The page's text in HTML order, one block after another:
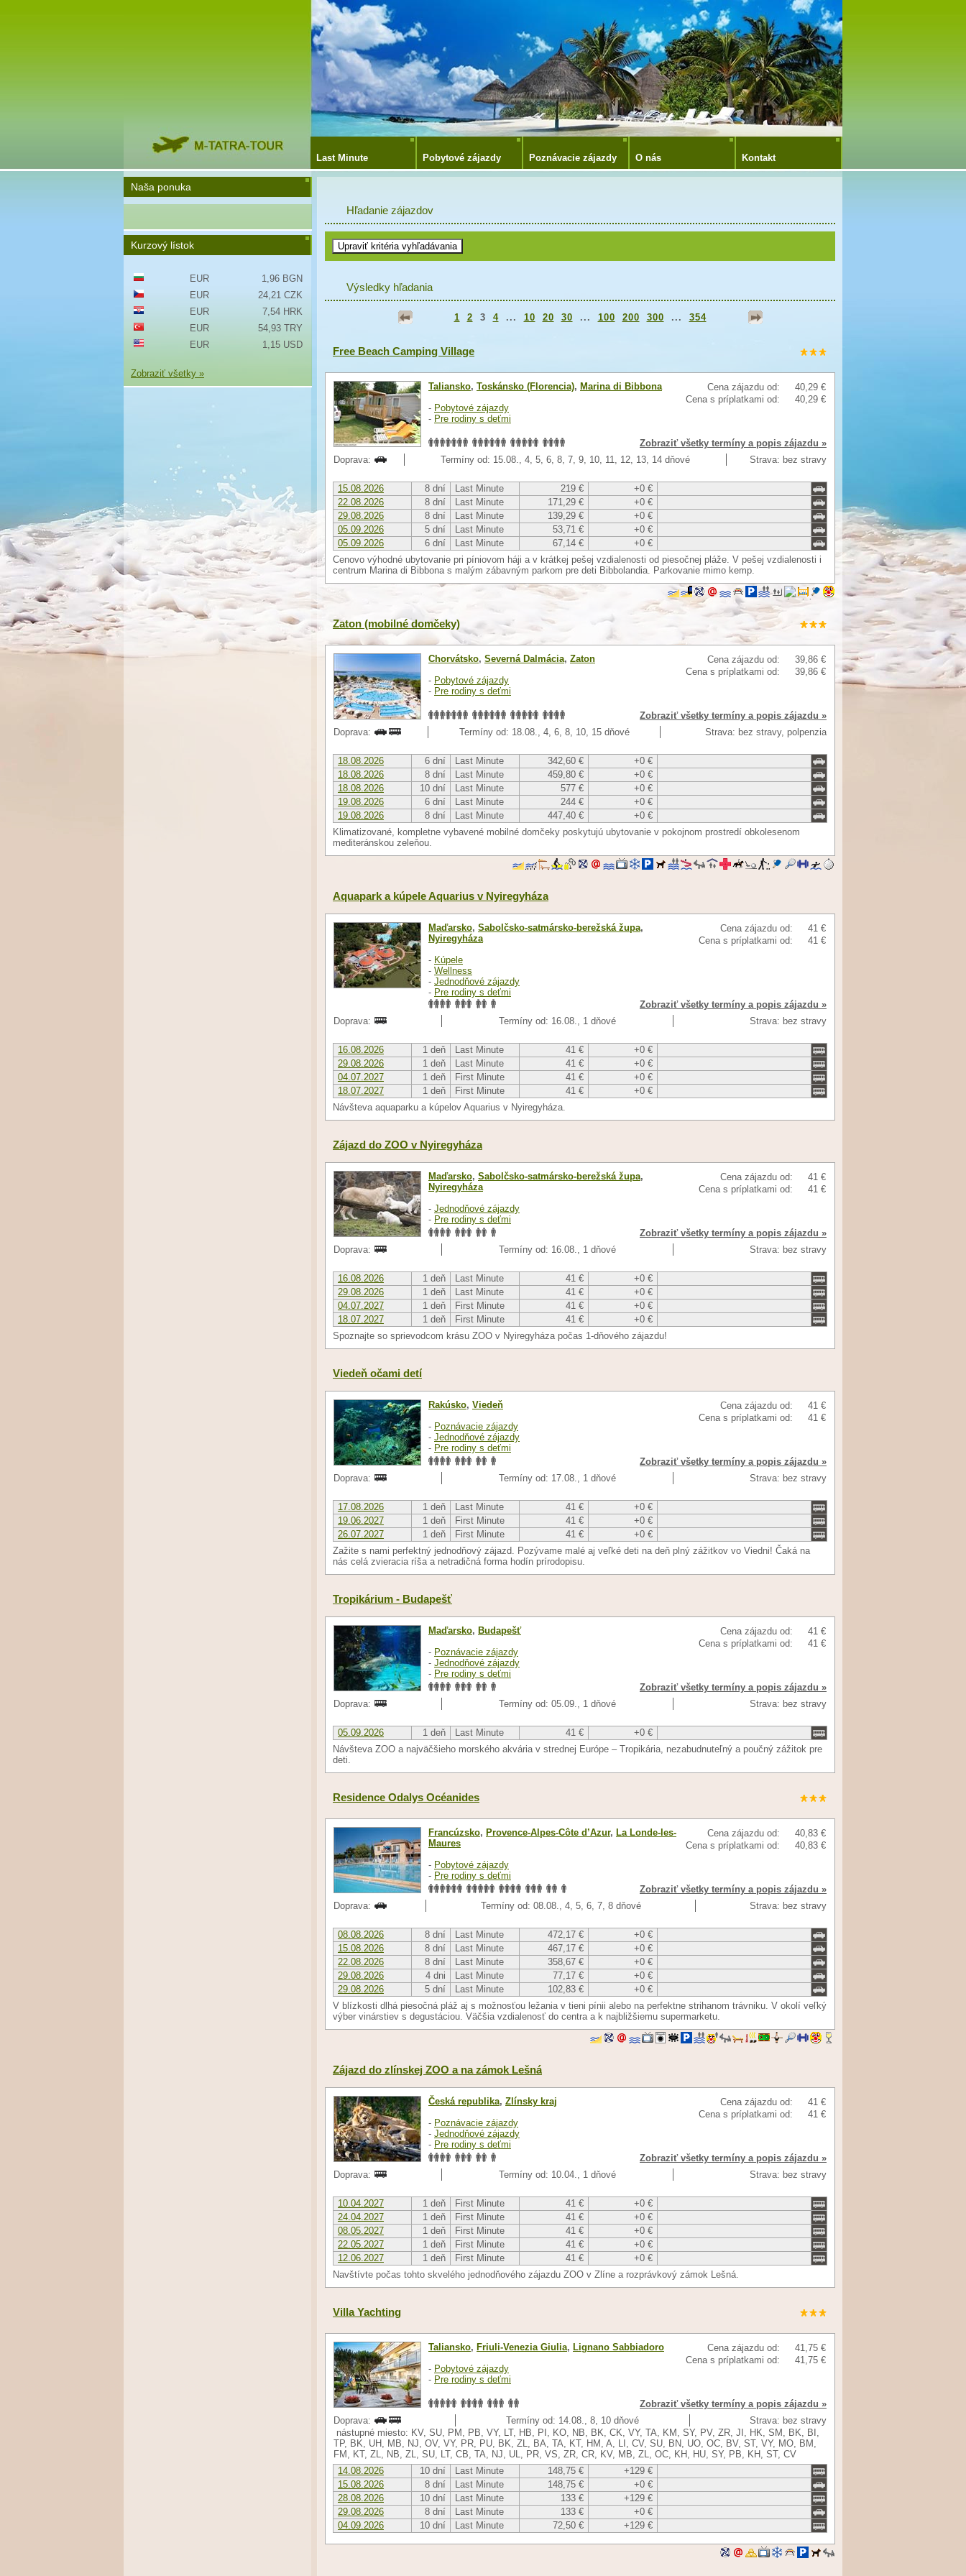
Last Minute Pobytové zájazdy Poznávacie zájazdy O nás Kontakt
Hľadanie zájazdov
Výsledky hľadania
1 2 3 4... 10 20 30 ... 100 200 300 ... 354
Free Beach Camping Village
Cena zájazdu od:
40,29 €
Cena s príplatkami od:
40,29 €
Taliansko, Toskánsko (Florencia), Marina di Bibbona
- Pobytové zájazdy
- Pre rodiny s deťmi
Zobraziť všetky termíny a popis zájazdu »
Doprava:
Termíny od: 15.08., 4, 5, 6, 8, 7, 9, 10, 11, 12, 13, 14 dňové Strava: bez stravy
15.08.2026 8 dní Last Minute 219 €
+0 €
22.08.2026
8 dní Last Minute 171,29 €
+0 €
29.08.2026
8 dní Last Minute 139,29 €
+0 €
05.09.2026
5 dní Last Minute 53,71 €
+0 €
05.09.2026
6 dní Last Minute 67,14 €
+0 €
Cenovo výhodné ubytovanie pri píniovom háji a v krátkej pešej vzdialenosti od piesočnej pláže. V pešej vzdialenosti i
centrum Marina di Bibbona s malým zábavným parkom pre deti Bibbolandia. Parkovanie mimo kemp.
Zaton (mobilné domčeky)
Cena zájazdu od:
39,86 €
Cena s príplatkami od:
39,86 €
Chorvátsko, Severná Dalmácia, Zaton
- Pobytové zájazdy
- Pre rodiny s deťmi
Zobraziť všetky termíny a popis zájazdu »
Doprava:
Termíny od: 18.08., 4, 6, 8, 10, 15 dňové Strava: bez stravy, polpenzia
18.08.2026 6 dní Last Minute 342,60 €
+0 €
18.08.2026
8 dní Last Minute 459,80 €
+0 €
18.08.2026
10 dní Last Minute 577 €
+0 €
19.08.2026
6 dní Last Minute 244 €
+0 €
19.08.2026
8 dní Last Minute 447,40 €
+0 €
Klimatizované, kompletne vybavené mobilné domčeky poskytujú ubytovanie v pokojnom prostredí obkolesenom
mediteránskou zeleňou.
Aquapark a kúpele Aquarius v Nyiregyháza
Cena zájazdu od:
41 €
Cena s príplatkami od:
41 €
Maďarsko, Sabolčsko-satmársko-berežská župa,
Nyiregyháza
- Kúpele
- Wellness
- Jednodňové zájazdy
- Pre rodiny s deťmi
Zobraziť všetky termíny a popis zájazdu »
Doprava:
Termíny od: 16.08., 1 dňové Strava: bez stravy
16.08.2026 1 deň Last Minute 41 €
+0 €
29.08.2026
1 deň Last Minute 41 €
+0 €
04.07.2027
1 deň First Minute 41 €
+0 €
18.07.2027
1 deň First Minute 41 €
+0 €
Návšteva aquaparku a kúpelov Aquarius v Nyiregyháza.
Zájazd do ZOO v Nyiregyháza
Cena zájazdu od:
41 €
Cena s príplatkami od:
41 €
Maďarsko, Sabolčsko-satmársko-berežská župa,
Nyiregyháza
- Jednodňové zájazdy
- Pre rodiny s deťmi
Zobraziť všetky termíny a popis zájazdu »
Doprava:
Termíny od: 16.08., 1 dňové Strava: bez stravy
16.08.2026 1 deň Last Minute 41 €
+0 €
29.08.2026
1 deň Last Minute 41 €
+0 €
04.07.2027
1 deň First Minute 41 €
+0 €
18.07.2027
1 deň First Minute 41 €
+0 €
Spoznajte so sprievodcom krásu ZOO v Nyiregyháza počas 1-dňového zájazdu!
Viedeň očami detí
Cena zájazdu od:
41 €
Cena s príplatkami od:
41 €
Rakúsko, Viedeň
- Poznávacie zájazdy
- Jednodňové zájazdy
- Pre rodiny s deťmi
Zobraziť všetky termíny a popis zájazdu »
Doprava:
Termíny od: 17.08., 1 dňové Strava: bez stravy
17.08.2026 1 deň Last Minute 41 €
+0 €
19.06.2027
1 deň First Minute 41 €
+0 €
26.07.2027
1 deň First Minute 41 €
+0 €
Zažite s nami perfektný jednodňový zájazd. Pozývame malé aj veľké deti na deň plný zážitkov vo Viedni! Čaká na
nás celá zvieracia ríša a netradičná forma hodín prírodopisu.
Tropikárium - Budapešť
Cena zájazdu od:
41 €
Cena s príplatkami od:
41 €
Maďarsko, Budapešť
- Poznávacie zájazdy
- Jednodňové zájazdy
- Pre rodiny s deťmi
Zobraziť všetky termíny a popis zájazdu »
Doprava:
Termíny od: 05.09., 1 dňové Strava: bez stravy
05.09.2026 1 deň Last Minute 41 €
+0 €
Návšteva ZOO a najväčšieho morského akvária v strednej Európe – Tropikária, nezabudnuteľný a poučný zážitok pre
deti.
Residence Odalys Océanides
Cena zájazdu od:
40,83 €
Cena s príplatkami od:
40,83 €
Francúzsko, Provence-Alpes-Côte d’Azur, La Londe-les-
Maures
- Pobytové zájazdy
- Pre rodiny s deťmi
Zobraziť všetky termíny a popis zájazdu »
Doprava:
Termíny od: 08.08., 4, 5, 6, 7, 8 dňové Strava: bez stravy
08.08.2026 8 dní Last Minute 472,17 €
+0 €
15.08.2026
8 dní Last Minute 467,17 €
+0 €
22.08.2026
8 dní Last Minute 358,67 €
+0 €
29.08.2026
4 dni Last Minute 77,17 €
+0 €
29.08.2026
5 dní Last Minute 102,83 €
+0 €
V blízkosti dlhá piesočná pláž aj s možnosťou ležania v tieni pínii alebo na perfektne strihanom trávniku. V okolí veľký
výber vinárstiev s degustáciou. Väčšia vzdialenosť do centra a k najbližšiemu supermarketu.
Zájazd do zlínskej ZOO a na zámok Lešná
Cena zájazdu od:
41 €
Cena s príplatkami od:
41 €
Česká republika, Zlínsky kraj
- Poznávacie zájazdy
- Jednodňové zájazdy
- Pre rodiny s deťmi
Zobraziť všetky termíny a popis zájazdu »
Doprava:
Termíny od: 10.04., 1 dňové Strava: bez stravy
10.04.2027 1 deň First Minute 41 €
+0 €
24.04.2027
1 deň First Minute 41 €
+0 €
08.05.2027
1 deň First Minute 41 €
+0 €
22.05.2027
1 deň First Minute 41 €
+0 €
12.06.2027
1 deň First Minute 41 €
+0 €
Navštívte počas tohto skvelého jednodňového zájazdu ZOO v Zlíne a rozprávkový zámok Lešná.
Villa Yachting
Cena zájazdu od:
41,75 €
Cena s príplatkami od:
41,75 €
Taliansko, Friuli-Venezia Giulia, Lignano Sabbiadoro
- Pobytové zájazdy
- Pre rodiny s deťmi
Zobraziť všetky termíny a popis zájazdu »
Doprava:
Termíny od: 14.08., 8, 10 dňové
Strava: bez stravy
nástupné miesto: KV, SU, PM, PB, VY, LT, HB, PI, KO, NB, BK, CK, VY, TA, KM, SY, PV, ZR, JI, HK, SM, BK, BI,
TP, BK, UH, MB, NJ, OV, VY, PR, PU, BK, ZL, BA, TA, KT, HM, A, LI, CV, SU, BN, UO, OC, BV, ST, VY, MO, BM,
FM, KT, ZL, NB, ZL, SU, LT, CB, TA, NJ, UL, PR, VS, ZR, CR, KV, MB, ZL, OC, KH, HU, SY, PB, KH, ST, CV
14.08.2026
10 dní Last Minute 148,75 €
+129 €
15.08.2026
8 dní Last Minute 148,75 €
+0 €
28.08.2026
10 dní Last Minute 133 €
+129 €
29.08.2026
8 dní Last Minute 133 €
+0 €
04.09.2026
10 dní Last Minute 72,50 € +129 €
Naša ponuka
Kurzový lístok
EUR
1,96 BGN
EUR
24,21 CZK
EUR
7,54 HRK
EUR
54,93 TRY
EUR
1,15 USD
Zobraziť všetky »